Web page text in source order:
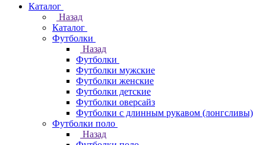
Каталог
Назад
Каталог
Футболки
Назад
Футболки
Футболки мужские
Футболки женские
Футболки детские
Футболки оверсайз
Футболки с длинным рукавом (лонгсливы)
Футболки поло
Назад